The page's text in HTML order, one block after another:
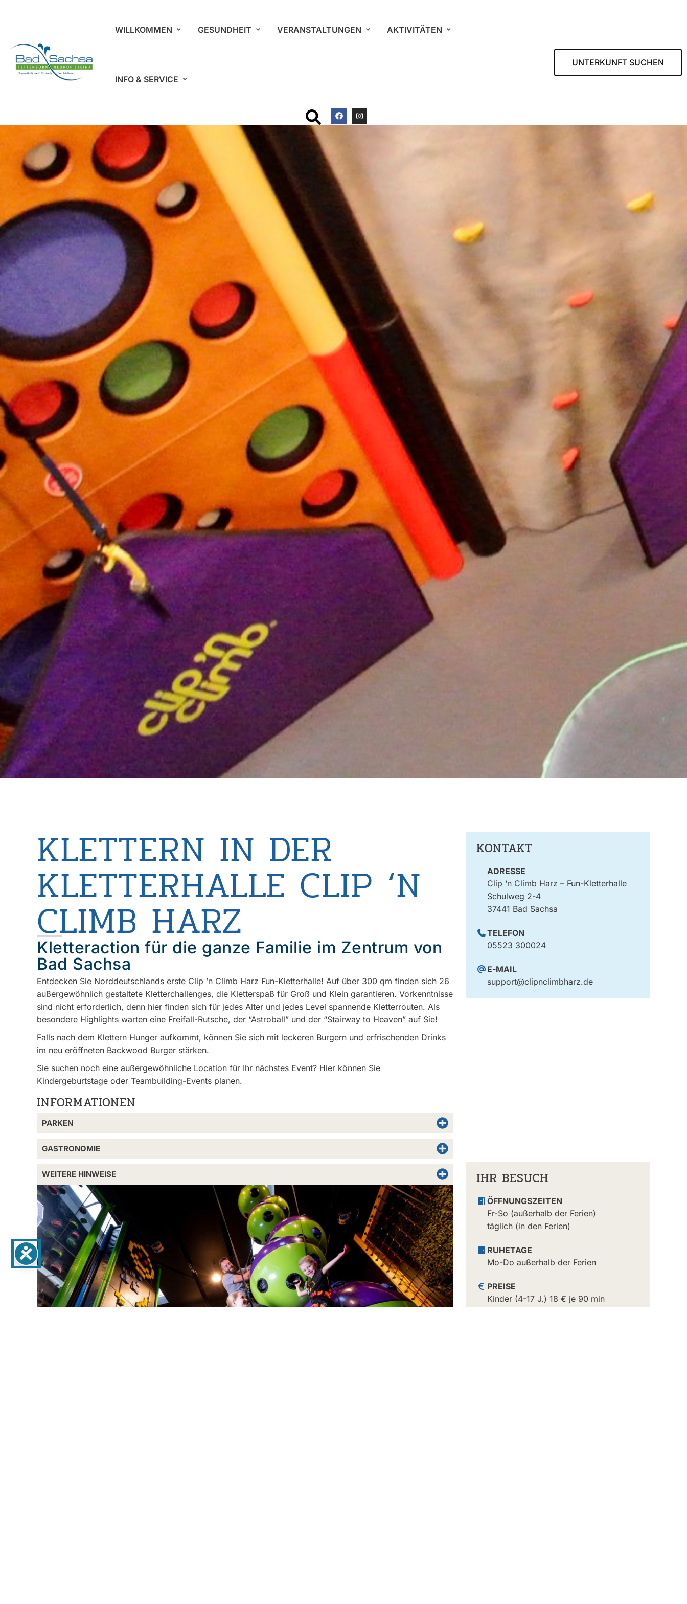
WILLKOMMEN GESUNDHEIT VERANSTALTUNGEN AKTIVITÄTEN
INFO & SERVICE
UNTERKUNFT SUCHEN
KLETTERN IN DER
KLETTERHALLE CLIP ‘N
CLIMB HARZ
Kletteraction für die ganze Familie im Zentrum von
Bad Sachsa
Entdecken Sie Norddeutschlands erste Clip ’n Climb Harz Fun-Kletterhalle! Auf über 300 qm finden sich 26
außergewöhnlich gestaltete Kletterchallenges, die Kletterspaß für Groß und Klein garantieren. Vorkenntnisse
sind nicht erforderlich, denn hier finden sich für jedes Alter und jedes Level spannende Kletterrouten. Als
besondere Highlights warten eine Freifall-Rutsche, der “Astroball” und der “Stairway to Heaven” auf Sie!
Falls nach dem Klettern Hunger aufkommt, können Sie sich mit leckeren Burgern und erfrischenden Drinks
im neu eröffneten Backwood Burger stärken.
Sie suchen noch eine außergewöhnliche Location für Ihr nächstes Event? Hier können Sie
Kindergeburtstage oder Teambuilding-Events planen.
INFORMATIONEN
PARKEN
GASTRONOMIE
WEITERE HINWEISE
KONTAKT
ADRESSE
Clip ‘n Climb Harz – Fun-Kletterhalle
Schulweg 2-4
37441 Bad Sachsa
TELEFON
05523 300024
E-MAIL
support@clipnclimbharz.de
IHR BESUCH
ÖFFNUNGSZEITEN
Fr-So (außerhalb der Ferien)
täglich (in den Ferien)
RUHETAGE
Mo-Do außerhalb der Ferien
PREISE
Kinder (4-17 J.) 18 € je 90 min